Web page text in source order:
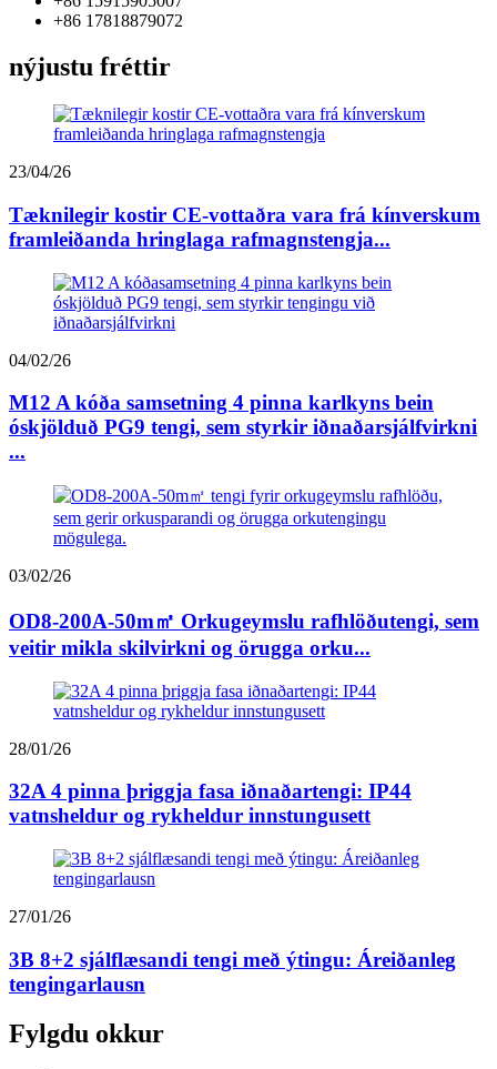
+86 17818879072
nýjustu fréttir
23/04/26
Tæknilegir kostir CE-vottaðra vara frá kínverskum
framleiðanda hringlaga rafmagnstengja...
04/02/26
M12 A kóða samsetning 4 pinna karlkyns bein
óskjölduð PG9 tengi, sem styrkir iðnaðarsjálfvirkni
...
03/02/26
OD8-200A-50m㎡ Orkugeymslu rafhlöðutengi, sem
veitir mikla skilvirkni og örugga orku...
28/01/26
32A 4 pinna þriggja fasa iðnaðartengi: IP44
vatnsheldur og rykheldur innstungusett
27/01/26
3B 8+2 sjálflæsandi tengi með ýtingu: Áreiðanleg
tengingarlausn
Fylgdu okkur